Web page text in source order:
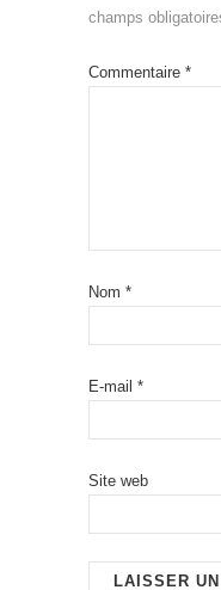
champs
Commentaire *
Nom *
E-mail *
Site web